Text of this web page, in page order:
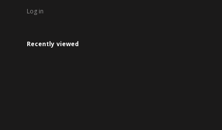
Log in
Recently viewed